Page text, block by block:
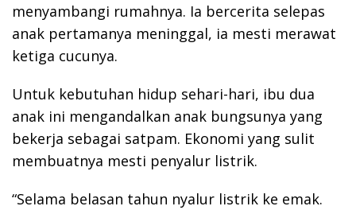
menyambangi rumahnya. Ia bercerita selepas
anak pertamanya meninggal, ia mesti merawat
ketiga cucunya.
Untuk kebutuhan hidup sehari-hari, ibu dua
anak ini mengandalkan anak bungsunya yang
bekerja sebagai satpam. Ekonomi yang sulit
membuatnya mesti penyalur listrik.
“Selama belasan tahun nyalur listrik ke emak.